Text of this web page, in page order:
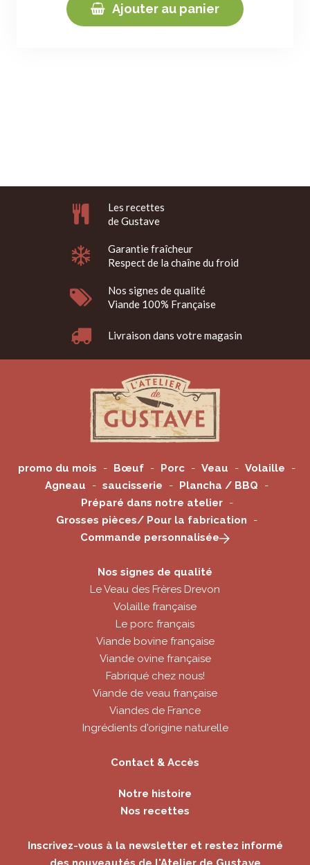
Ajouter au panier
Les recettes
de Gustave
Garantie fraîcheur
Respect de la chaîne du froid
Nos signes de qualité
Viande 100% Française
Livraison dans votre magasin
promo du mois Bœuf Porc Veau
Volaille
Agneau
saucisserie
Plancha / BBQ
Préparé dans notre atelier
Grosses pièces/ Pour la fabrication
Commande personnalisée
Nos signes de qualité
Le Veau des Frères Drevon
Volaille française
Le porc français
Viande bovine française
Viande ovine française
Fabriqué chez nous!
Viande de veau française
Viandes de France
Ingrédients d'origine naturelle
Contact & Accès
Notre histoire
Nos recettes
Inscrivez-vous à la newsletter et restez informé